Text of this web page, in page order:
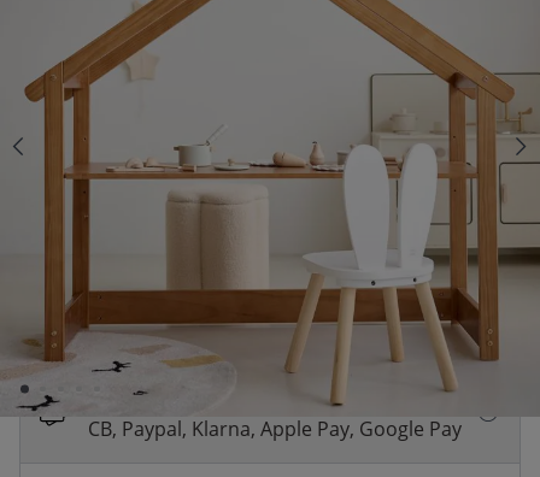
dont éco-participation 1,50
En stock
En stock | Livraison rapide (2 à 5 jours
ouvrés)
Paiement sécurisé et flexible
CB, Paypal, Klarna, Apple Pay, Google Pay